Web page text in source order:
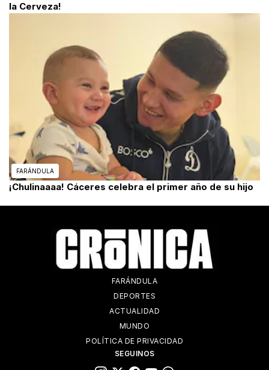
la Cerveza!
FARÁNDULA
¡Chulinaaaa! Cáceres celebra el primer año de su hijo
FARÁNDULA
DEPORTES
ACTUALIDAD
MUNDO
POLÍTICA DE PRIVACIDAD
SEGUINOS